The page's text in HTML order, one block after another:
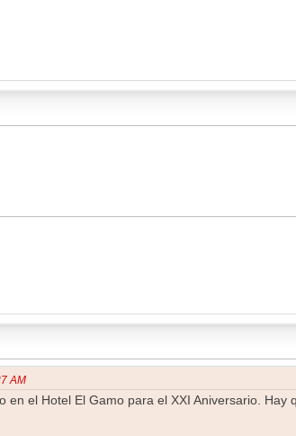
AM
en el Hotel El Gamo para el XXI Aniversario.